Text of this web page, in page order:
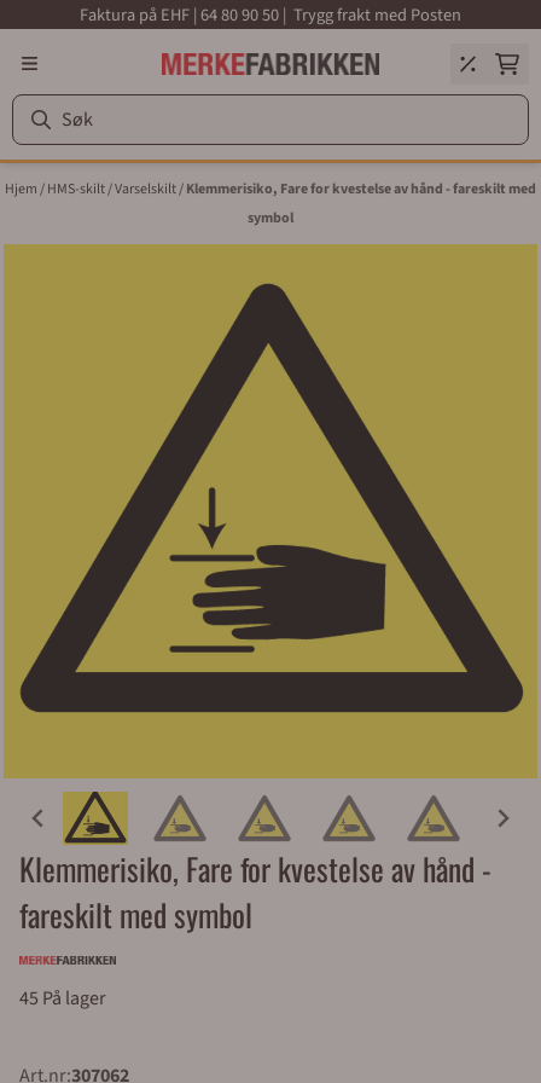
Hopp til innholdFaktura på EHF | 64 80 90 50 | Trygg frakt med Posten
Hjem/HMS-skilt/Varselskilt/Klemmerisiko, Fare for kvestelse av hånd - fareskilt med
symbol
Klemmerisiko, Fare for kvestelse av hånd -
fareskilt med symbol
45 På lager
Art.nr:307062